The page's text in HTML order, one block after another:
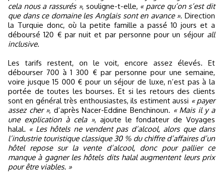
cela nous a rassurés », souligne-t-elle, « parce qu’on s’est dit
que dans ce domaine les Anglais sont en avance ». Direction
la Turquie donc, où la petite famille a passé 10 jours et a
déboursé 120 € par nuit et par personne pour un séjour all
inclusive.
Les tarifs restent, on le voit, encore assez élevés. Et
débourser 700 à 1 300 € par personne pour une semaine,
voire jusque 15 000 € pour un séjour de luxe, n’est pas à la
portée de toutes les bourses. Et si les retours des clients
sont en général très enthousiastes, ils estiment aussi « payer
assez cher », d’après Nacer-Eddine Benchinoun. « Mais il y a
une explication à cela », ajoute le fondateur de Voyages
halal. « Les hôtels ne vendent pas d’alcool, alors que dans
l’industrie touristique classique 30 % du chiffre d’affaires d’un
hôtel repose sur la vente d’alcool, donc pour pallier ce
manque à gagner les hôtels dits halal augmentent leurs prix
pour être viables. »